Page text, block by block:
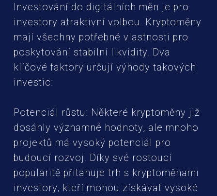
Investování do digitálních měn je pro
investory atraktivní volbou. Kryptoměny
mají všechny potřebné vlastnosti pro
poskytování stabilní likvidity. Dva
klíčové faktory určují výhody takových
investic:
Potenciál růstu: Některé kryptoměny již
dosáhly významné hodnoty, ale mnoho
projektů má vysoký potenciál pro
budoucí rozvoj. Díky své rostoucí
popularitě přitahuje trh s kryptoměnami
investory, kteří mohou získávat vysoké